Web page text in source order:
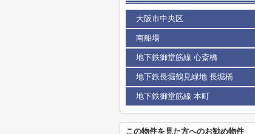
大阪市中央区
南船場
地下鉄御堂筋線 心斎橋
地下鉄長堀鶴見緑地 長堀橋
地下鉄御堂筋線 本町
この物件を見た方へのお勧め物件